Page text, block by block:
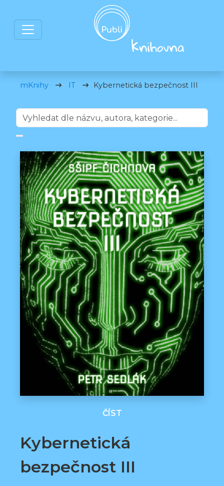
mKnihy IT Kybernetická bezpečnost III
ČÍST
Kybernetická
bezpečnost III